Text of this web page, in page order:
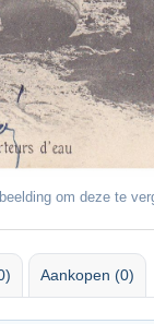
om deze te
Aankopen (0)